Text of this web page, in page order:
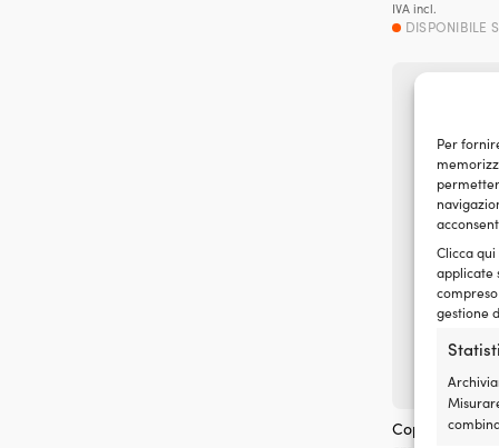
Per
Clicca
applicate
gestione
IVA incl.
DISPONIBILE
Coprifender